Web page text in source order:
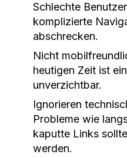
Schlechte
komplizierte
abschrecken.
Nicht
heutigen Zeit ist
unverzichtbar.
Ignorieren
Probleme wie
kaputte Links
werden.